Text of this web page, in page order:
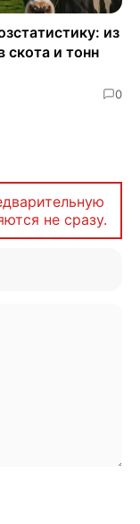
из
скота и тонн
0
не сразу.